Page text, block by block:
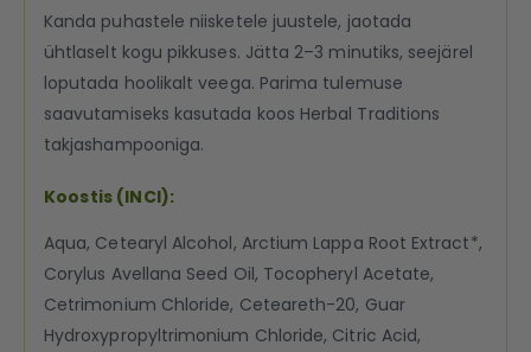
Kanda puhastele niisketele juustele, jaotada
ühtlaselt kogu pikkuses. Jätta 2–3 minutiks, seejärel
loputada hoolikalt veega. Parima tulemuse
saavutamiseks kasutada koos Herbal Traditions
takjashampooniga.
Koostis (INCI):
Aqua, Cetearyl Alcohol, Arctium Lappa Root Extract*,
Corylus Avellana Seed Oil, Tocopheryl Acetate,
Cetrimonium Chloride, Ceteareth-20, Guar
Hydroxypropyltrimonium Chloride, Citric Acid,